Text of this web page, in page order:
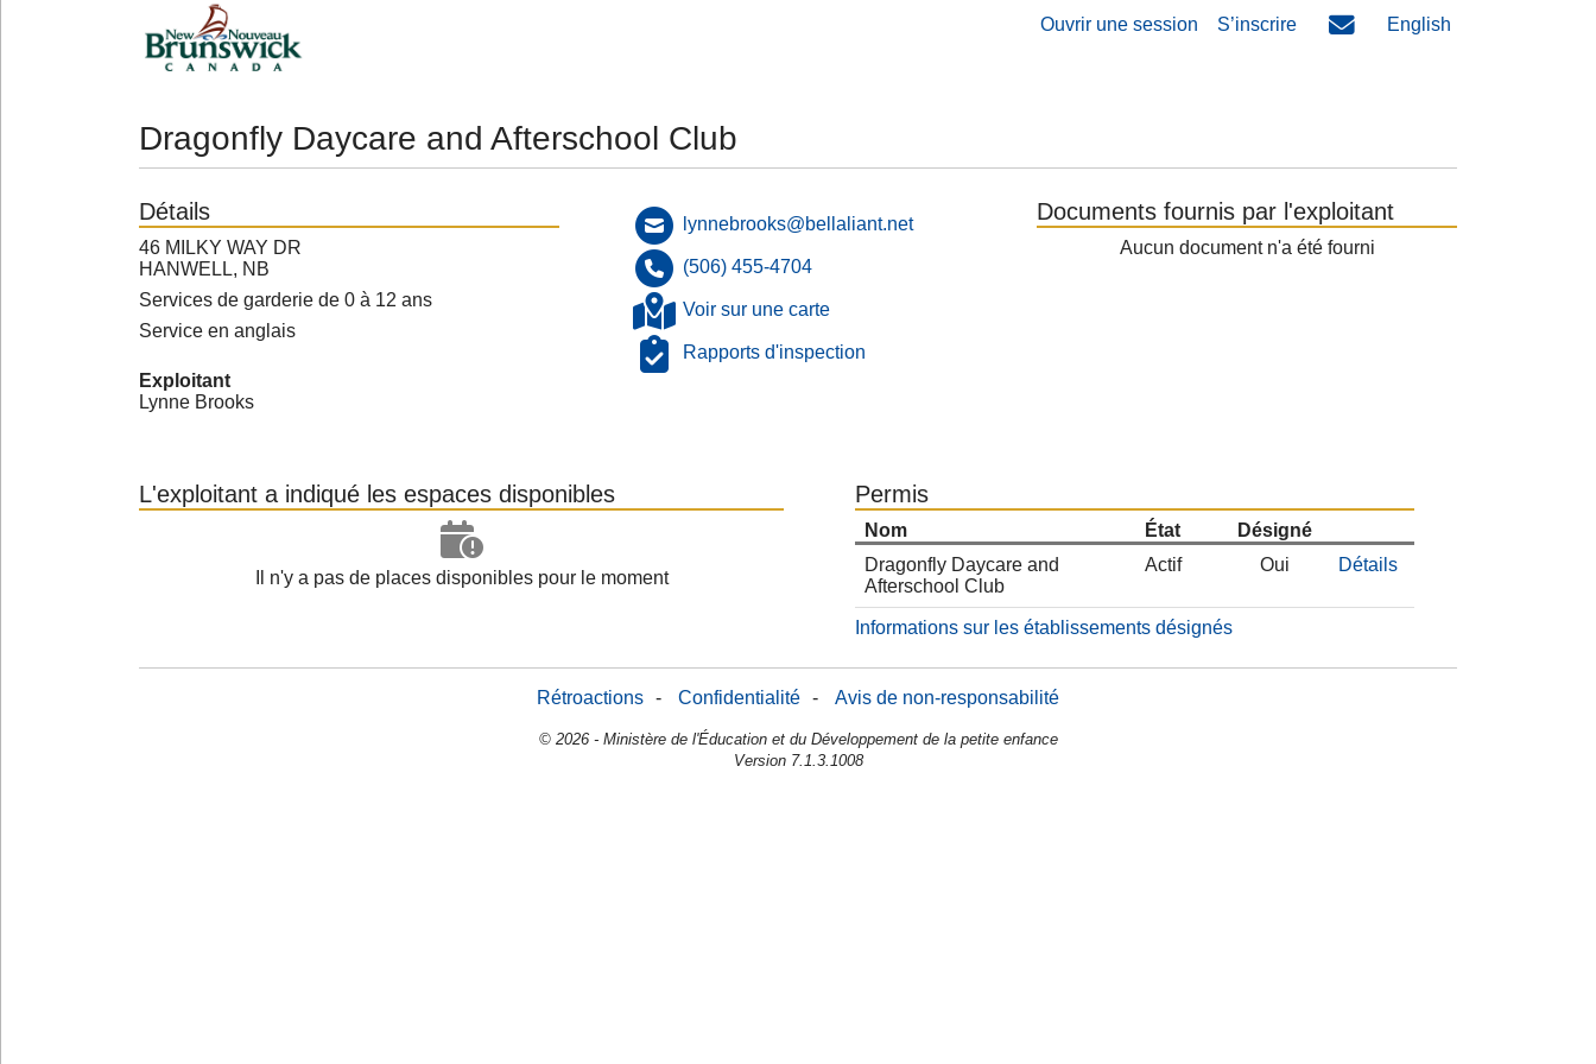
Ouvrir une session S’inscrire English
Dragonfly Daycare and Afterschool Club
Détails
46 MILKY WAY DR
HANWELL, NB
Services de garderie de 0 à 12 ans
Service en anglais
Exploitant
Lynne Brooks
lynnebrooks@bellaliant.net
(506) 455-4704
Voir sur une carte
Rapports d'inspection
Documents fournis par l'exploitant
Aucun document n'a été fourni
L'exploitant a indiqué les espaces disponibles
Il n'y a pas de places disponibles pour le moment
Permis
Nom État
Désigné
Dragonfly Daycare and
Afterschool Club
Actif Oui Détails
Informations sur les établissements désignés
Rétroactions - Confidentialité - Avis de non-responsabilité
© 2026 - Ministère de l'Éducation et du Développement de la petite enfance
Version 7.1.3.1008